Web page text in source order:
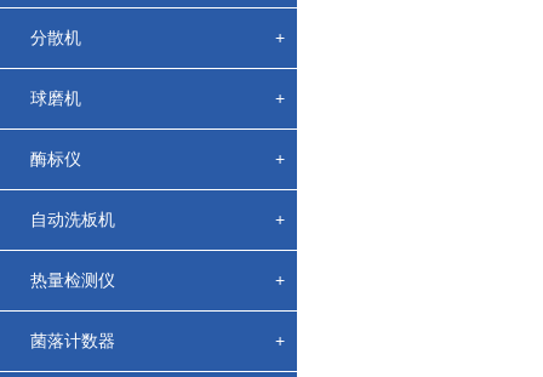
分散机 +
球磨机 +
酶标仪 +
自动洗板机 +
热量检测仪 +
菌落计数器 +